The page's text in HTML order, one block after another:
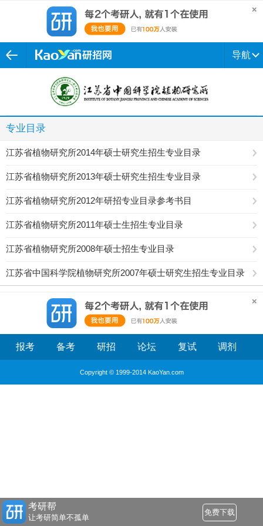
导航
专业目录
江苏省植物研究所2014年硕士研究生招生专业目录
江苏省植物研究所2013年硕士研究生招生专业目录
江苏省植物研究所2012年研招专业目录参考书目
江苏省植物研究所2011年硕士生招生专业目录
江苏省植物研究所2008年硕士招生专业目录
江苏省中国科学院植物研究所2007年硕士研究生招生专业目录
报考 备考 研招 论坛 复试 调剂
Copyright © 1999-2014 KaoYan.com
考研帮
让考研简单不孤单
免费下载